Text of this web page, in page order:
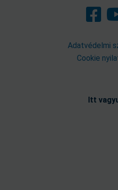
Adatvédelmi
Cookie
Itt